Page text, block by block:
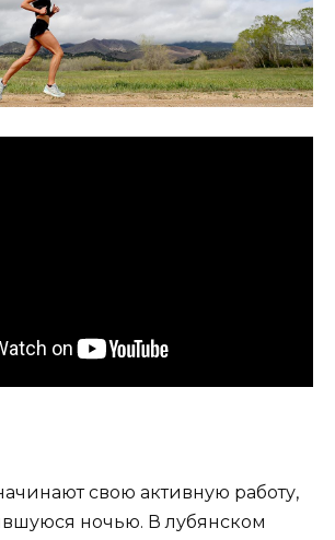
свою активную работу,
ночью. В лубянском